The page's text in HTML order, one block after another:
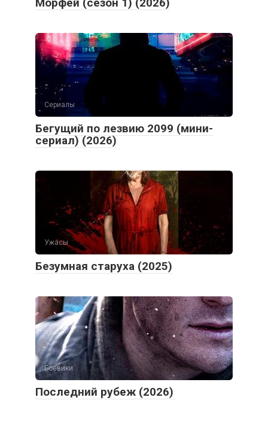
Морфей (сезон 1) (2026)
Сериалы
Бегущий по лезвию 2099 (мини-
сериал) (2026)
Ужасы
Безумная старуха (2025)
Боевики
Последний рубеж (2026)